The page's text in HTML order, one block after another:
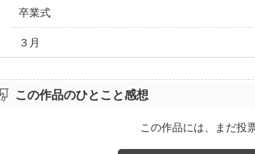
卒業式
３月
この作品のひとこと感想
この作品には、まだ投